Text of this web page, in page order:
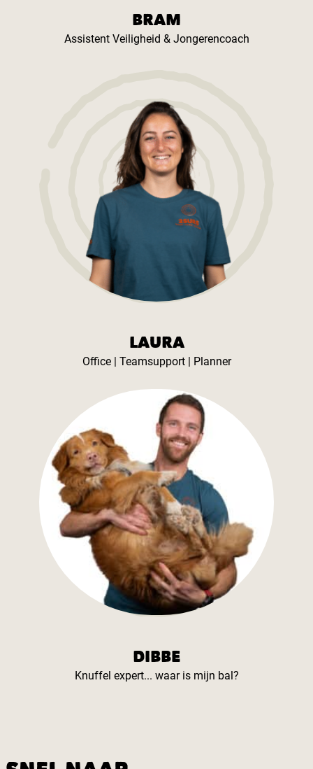
BRAM
Assistent Veiligheid & Jongerencoach
LAURA
Office | Teamsupport | Planner
DIBBE
Knuffel expert... waar is mijn bal?